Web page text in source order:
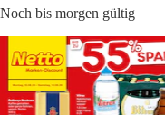
Noch bis morgen gültig